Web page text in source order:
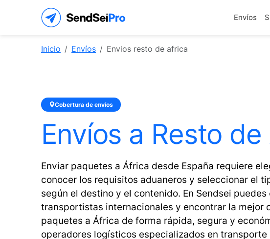
Envíos
Inicio Envíos Envios resto de africa
Cobertura de envíos
Envíos a Resto
Enviar paquetes a África desde España requiere
conocer los requisitos aduaneros y seleccionar el
según el destino y el contenido. En Sendsei
transportistas internacionales y encontrar la mejor
paquetes a África de forma rápida, segura y
operadores logísticos especializados en